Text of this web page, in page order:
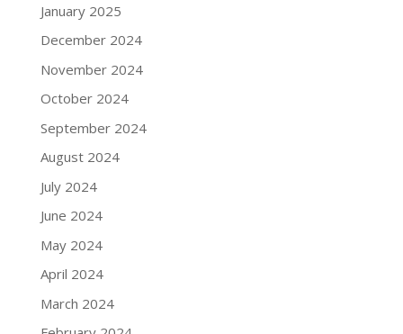
January 2025
December 2024
November 2024
October 2024
September 2024
August 2024
July 2024
June 2024
May 2024
April 2024
March 2024